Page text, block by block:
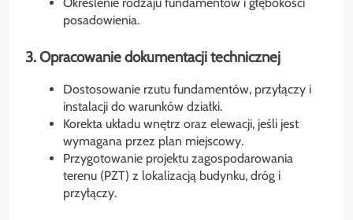
Określenie rodzaju fundamentów i głębokości
posadowienia.
3. Opracowanie dokumentacji technicznej
Dostosowanie rzutu fundamentów, przyłączy i
instalacji do warunków działki.
Korekta układu wnętrz oraz elewacji, jeśli jest
wymagana przez plan miejscowy.
Przygotowanie projektu zagospodarowania
terenu (PZT) z lokalizacją budynku, dróg i
przyłączy.